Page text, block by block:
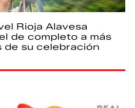
Rioja Alavesa
de completo a más
de su celebración